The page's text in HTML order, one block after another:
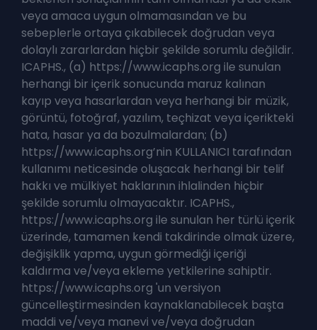
veya amaca uygun olmamasından ve bu
sebeplerle ortaya çıkabilecek doğrudan veya
dolaylı zararlardan hiçbir şekilde sorumlu değildir.
ICAPHS., (a) https://www.icaphs.org ile sunulan
herhangi bir içerik sonucunda maruz kalınan
kayıp veya hasarlardan veya herhangi bir müzik,
görüntü, fotoğraf, yazılım, teçhizat veya içerikteki
hata, hasar ya da bozulmalardan; (b)
https://www.icaphs.org’nin KULLANICI tarafından
kullanımı neticesinde oluşacak herhangi bir telif
hakkı ve mülkiyet haklarının ihlalinden hiçbir
şekilde sorumlu olmayacaktır. ICAPHS.,
https://www.icaphs.org ile sunulan her türlü içerik
üzerinde, tamamen kendi takdirinde olmak üzere,
değişiklik yapma, uygun görmediği içeriği
kaldırma ve/veya ekleme yetkilerine sahiptir.
https://www.icaphs.org 'un versiyon
güncelleştirmesinden kaynaklanabilecek başta
maddi ve/veya manevi ve/veya doğrudan